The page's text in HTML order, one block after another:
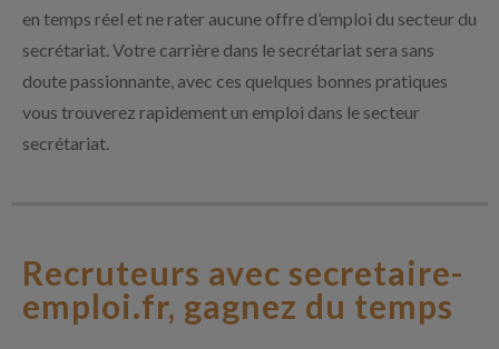
en temps réel et ne rater aucune offre d’emploi du secteur du
secrétariat. Votre carrière dans le secrétariat sera sans
doute passionnante, avec ces quelques bonnes pratiques
vous trouverez rapidement un emploi dans le secteur
secrétariat.
Recruteurs avec secretaire-
emploi.fr, gagnez du temps